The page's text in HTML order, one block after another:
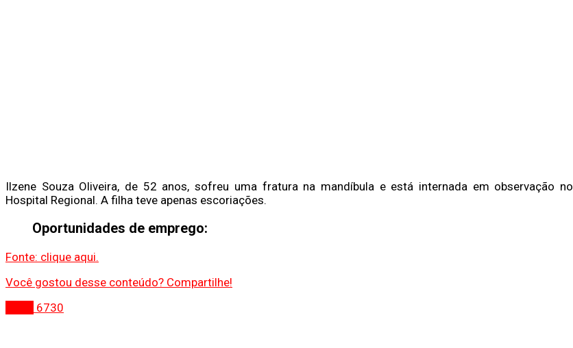
Ilzene Souza Oliveira, de 52 anos, sofreu uma fratura na mandíbula e está internada em observação no
Hospital Regional. A filha teve apenas escoriações.
Oportunidades de emprego:
Fonte: clique aqui.
Você gostou desse conteúdo? Compartilhe!
6730